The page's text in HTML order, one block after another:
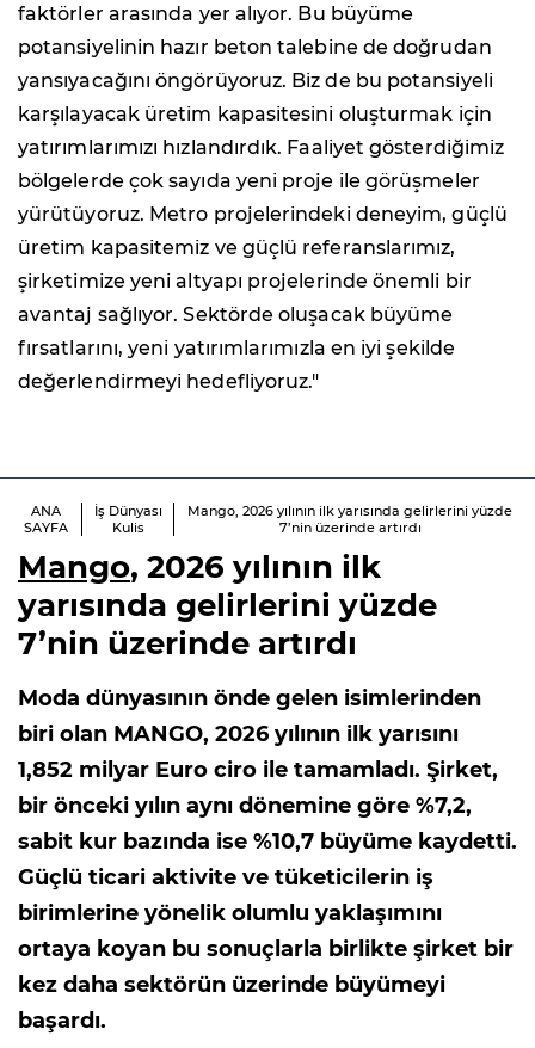
faktörler arasında yer alıyor. Bu büyüme
potansiyelinin hazır beton talebine de doğrudan
yansıyacağını öngörüyoruz. Biz de bu potansiyeli
karşılayacak üretim kapasitesini oluşturmak için
yatırımlarımızı hızlandırdık. Faaliyet gösterdiğimiz
bölgelerde çok sayıda yeni proje ile görüşmeler
yürütüyoruz. Metro projelerindeki deneyim, güçlü
üretim kapasitemiz ve güçlü referanslarımız,
şirketimize yeni altyapı projelerinde önemli bir
avantaj sağlıyor. Sektörde oluşacak büyüme
fırsatlarını, yeni yatırımlarımızla en iyi şekilde
değerlendirmeyi hedefliyoruz."
ANA
SAYFA
İş Dünyası
Kulis
Mango, 2026 yılının ilk yarısında gelirlerini yüzde
7’nin üzerinde artırdı
Mango, 2026 yılının ilk
yarısında gelirlerini yüzde
7’nin üzerinde artırdı
Moda dünyasının önde gelen isimlerinden
biri olan MANGO, 2026 yılının ilk yarısını
1,852 milyar Euro ciro ile tamamladı. Şirket,
bir önceki yılın aynı dönemine göre %7,2,
sabit kur bazında ise %10,7 büyüme kaydetti.
Güçlü ticari aktivite ve tüketicilerin iş
birimlerine yönelik olumlu yaklaşımını
ortaya koyan bu sonuçlarla birlikte şirket bir
kez daha sektörün üzerinde büyümeyi
başardı.